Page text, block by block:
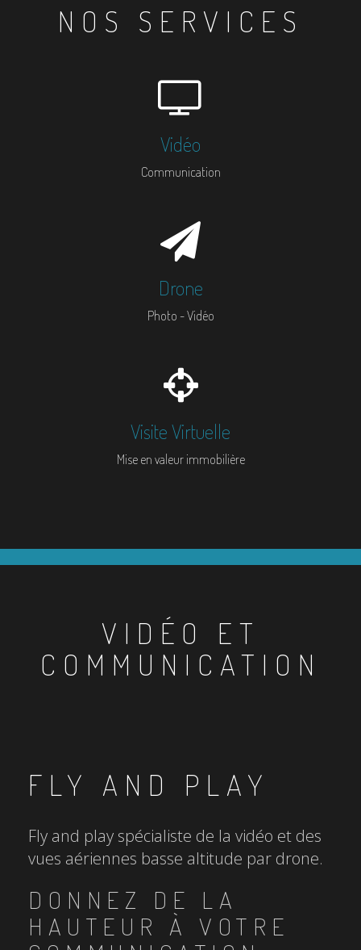
NOS SERVICES
Vidéo
Communication
Drone
Photo - Vidéo
Visite Virtuelle
Mise en valeur immobilière
VIDÉO ET
COMMUNICATION
FLY AND PLAY
Fly and play spécialiste de la vidéo et des
vues aériennes basse altitude par drone.
DONNEZ DE LA
HAUTEUR À VOTRE